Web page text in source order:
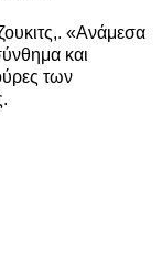
«Ανάμεσα
και
των